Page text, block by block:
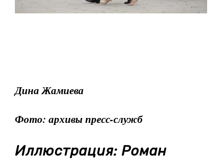
Дина Жамиева
Фото: архивы пресс-служб
Иллюстрация: Роман